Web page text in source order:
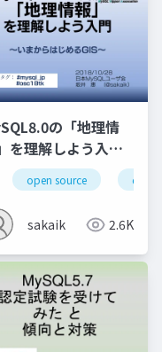
gis opensquare
の「地理情
を理解しよう入門
まからはじめるGIS
open source
sakaik 2.6K